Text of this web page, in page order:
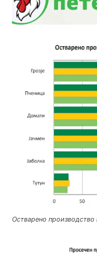
Остварено производство